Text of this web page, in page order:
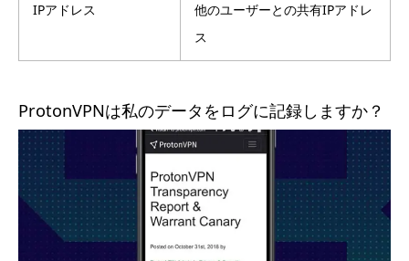
IPアドレス
他のユーザーとの共有IPアドレ
ス
ProtonVPNは私のデータをログに記録しますか？